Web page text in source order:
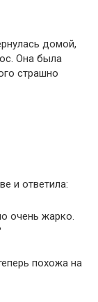
домой,
Она была
страшно
и ответила:
очень жарко.
похожа на